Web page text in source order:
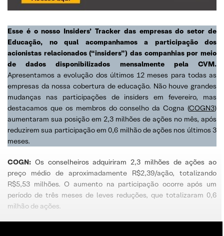
Esse é o nosso Insiders’ Tracker das empresas do setor de
Educação, no qual acompanhamos a participação dos
acionistas relacionados (“insiders”) das companhias por meio
de dados disponibilizados mensalmente pela CVM.
Apresentamos a evolução dos últimos 12 meses para todas as
empresas da nossa cobertura de educação. Não houve grandes
mudanças nas participações de insiders em fevereiro, mas
destacamos que os membros do conselho da Cogna (COGN3)
aumentaram sua posição em 2,3 milhões de ações no mês, após
reduzirem sua participação em 0,6 milhão de ações nos últimos 3
meses.
COGN: Os conselheiros adquiriram 2,3 milhões de ações ao
preço médio de aproximadamente R$2,39/ação, totalizando
R$5,53 milhões. O aumento na participação ocorre após um
período de três meses de leves reduções, que totalizaram 0,6
milhão de ações.